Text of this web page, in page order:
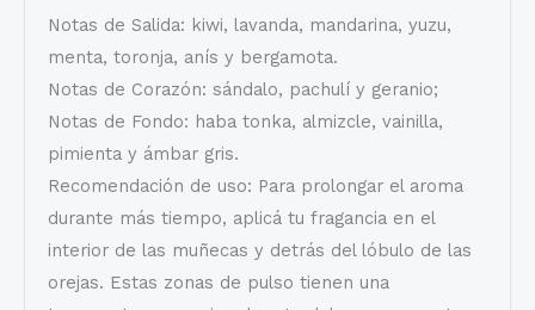
Notas de Salida: kiwi, lavanda, mandarina, yuzu,
menta, toronja, anís y bergamota.
Notas de Corazón: sándalo, pachulí y geranio;
Notas de Fondo: haba tonka, almizcle, vainilla,
pimienta y ámbar gris.
Recomendación de uso: Para prolongar el aroma
durante más tiempo, aplicá tu fragancia en el
interior de las muñecas y detrás del lóbulo de las
orejas. Estas zonas de pulso tienen una